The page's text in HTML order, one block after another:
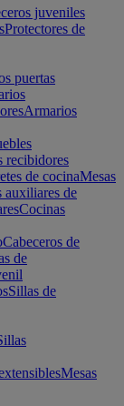
juveniles
Protectores de
puertas
Armarios
recibidores
de cocinaMesas
auxiliares de
Cocinas
Cabeceros de
de
Sillas de
Mesas